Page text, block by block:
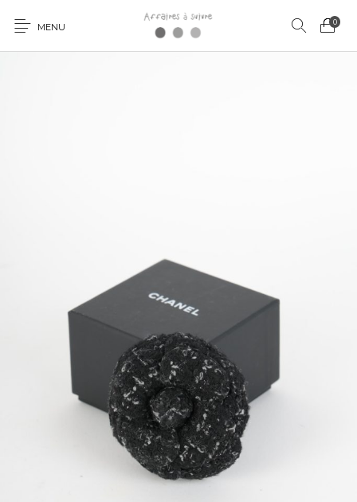
MENU 0